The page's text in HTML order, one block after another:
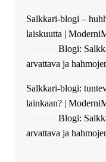
The Admin: High
successfully installed
Ajax Chat.
Salkkari-blogi –
laiskuutta |
Blogi:
arvattava ja
Salkkari-blogi:
lainkaan? |
Blogi:
arvattava ja